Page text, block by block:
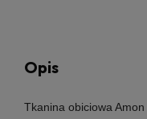
Opis
Tkanina obiciowa Amon